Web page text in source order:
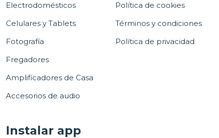
Electrodomésticos
Celulares y Tablets
Fotografía
Fregadores
Amplificadores de Casa
Accesorios de audio
Política de cookies
Términos y condiciones
Política de privacidad
Instalar app